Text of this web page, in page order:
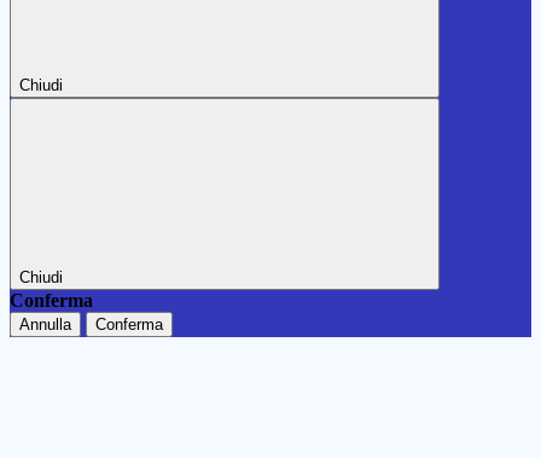
Chiudi
Chiudi
Conferma
Annulla Conferma